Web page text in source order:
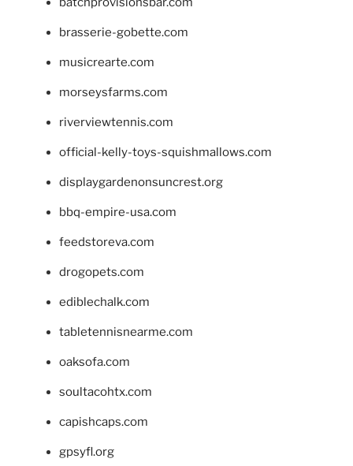
brasserie-gobette.com
musicrearte.com
morseysfarms.com
riverviewtennis.com
official-kelly-toys-squishmallows.com
displaygardenonsuncrest.org
bbq-empire-usa.com
feedstoreva.com
drogopets.com
ediblechalk.com
tabletennisnearme.com
oaksofa.com
soultacohtx.com
capishcaps.com
gpsyfl.org